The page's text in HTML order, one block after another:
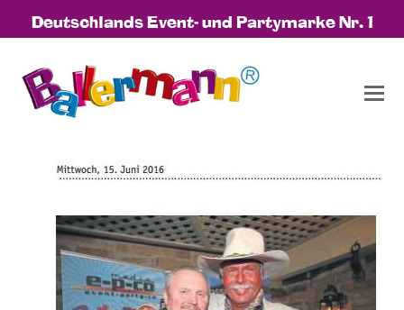
Deutschlands Event- und Partymarke Nr. 1